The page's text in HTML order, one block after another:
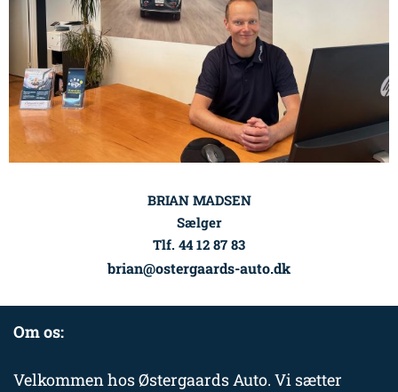
BRIAN MADSEN
Sælger
Tlf. 44 12 87 83
brian@ostergaards-auto.dk
Om os:
Velkommen hos Østergaards Auto. Vi sætter